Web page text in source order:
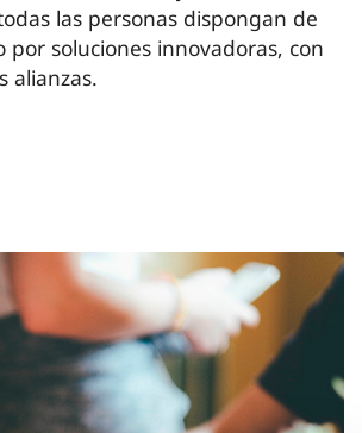
las personas dispongan de
por soluciones innovadoras, con
alianzas.